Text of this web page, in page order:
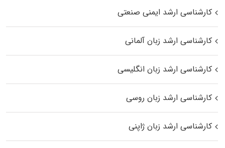
کارشناسی ارشد ایمنی صنعتی
کارشناسی ارشد زبان آلمانی
کارشناسی ارشد زبان انگلیسی
کارشناسی ارشد زبان روسی
کارشناسی ارشد زبان ژاپنی